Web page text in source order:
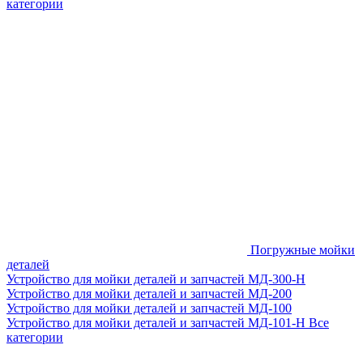
категории
Погружные мойки
деталей
Устройство для мойки деталей и запчастей МД-300-H
Устройство для мойки деталей и запчастей МД-200
Устройство для мойки деталей и запчастей МД-100
Устройство для мойки деталей и запчастей МД-101-Н Все
категории